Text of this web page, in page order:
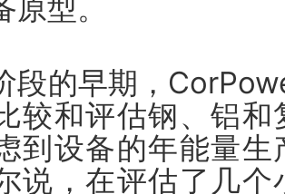
型。
段的早期，
较和评估钢、铝
到设备的年能量
说，在评估了几